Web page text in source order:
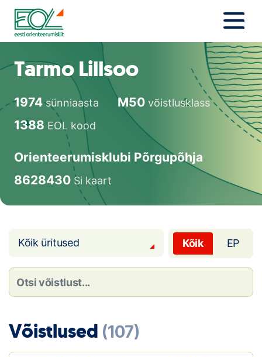
Liigu
sisu
juurde
Estonian Orienteering Federation
Uudised
Orienteerujale
Eesti Orienteerumine 100!
Toetamine
Telli litsents!
Noored
Tarmo Lillsoo
1974sünniaasta M50 võistlusklass
1388 EOL kood
Orienteerumisklubi Põrgupõhja
8628430 Si kaart
Kõik üritused Kõik EP
Võistlused (107)